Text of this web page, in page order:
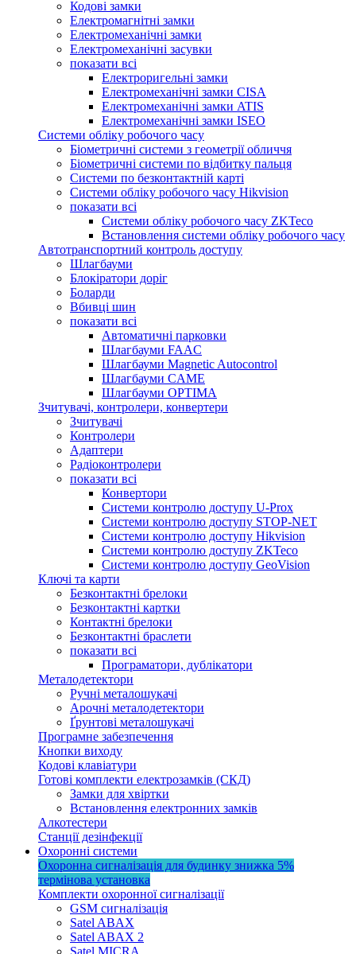
Кодові замки
Електромагнітні замки
Електромеханічні замки
Електромеханічні засувки
показати всі
Електроригельні замки
Електромеханічні замки CISA
Електромеханічні замки ATIS
Електромеханічні замки ISEO
Системи обліку робочого часу
Біометричні системи з геометрії обличчя
Біометричні системи по відбитку пальця
Системи по безконтактній карті
Системи обліку робочого часу Hikvision
показати всі
Системи обліку робочого часу ZKTeco
Встановлення системи обліку робочого часу
Автотранспортний контроль доступу
Шлагбауми
Блокіратори доріг
Боларди
Вбивці шин
показати всі
Автоматичні парковки
Шлагбауми FAAC
Шлагбауми Magnetic Autocontrol
Шлагбауми CAME
Шлагбауми OPTIMA
Зчитувачі, контролери, конвертери
Зчитувачі
Контролери
Адаптери
Радіоконтролери
показати всі
Конвертори
Системи контролю доступу U-Prox
Системи контролю доступу STOP-NET
Системи контролю доступу Hikvision
Системи контролю доступу ZKTeco
Системи контролю доступу GeoVision
Ключі та карти
Безконтактні брелоки
Безконтактні картки
Контактні брелоки
Безконтактні браслети
показати всі
Програматори, дублікатори
Металодетектори
Ручні металошукачі
Арочні металодетектори
Ґрунтові металошукачі
Програмне забезпечення
Кнопки виходу
Кодові клавіатури
Готові комплекти електрозамків (СКД)
Замки для хвіртки
Встановлення електронних замків
Алкотестери
Станції дезінфекції
Охоронні системи
Охоронна сигналізація для будинку знижка 5%
термінова установка
Комплекти охоронної сигналізації
GSM сигналізація
Satel ABAX
Satel ABAX 2
Satel MICRA